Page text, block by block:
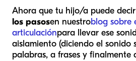
Ahora que tu hijo/a puede
los pasosen nuestroblog sobre
articulaciónpara llevar ese
aislamiento (diciendo el sonido
palabras, a frases y finalmente